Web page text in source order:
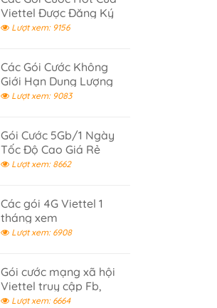
Viettel Được Đăng Ký
Nhiều 2026
Lượt xem: 9156
Các Gói Cước Không
Giới Hạn Dung Lượng
Data Viettel
Lượt xem: 9083
Gói Cước 5Gb/1 Ngày
Tốc Độ Cao Giá Rẻ
Viettel
Lượt xem: 8662
Các gói 4G Viettel 1
tháng xem
Youtube,Tiktok 2026
Lượt xem: 6908
Gói cước mạng xã hội
Viettel truy cập Fb,
Tiktok, Youtube không
Lượt xem: 6664